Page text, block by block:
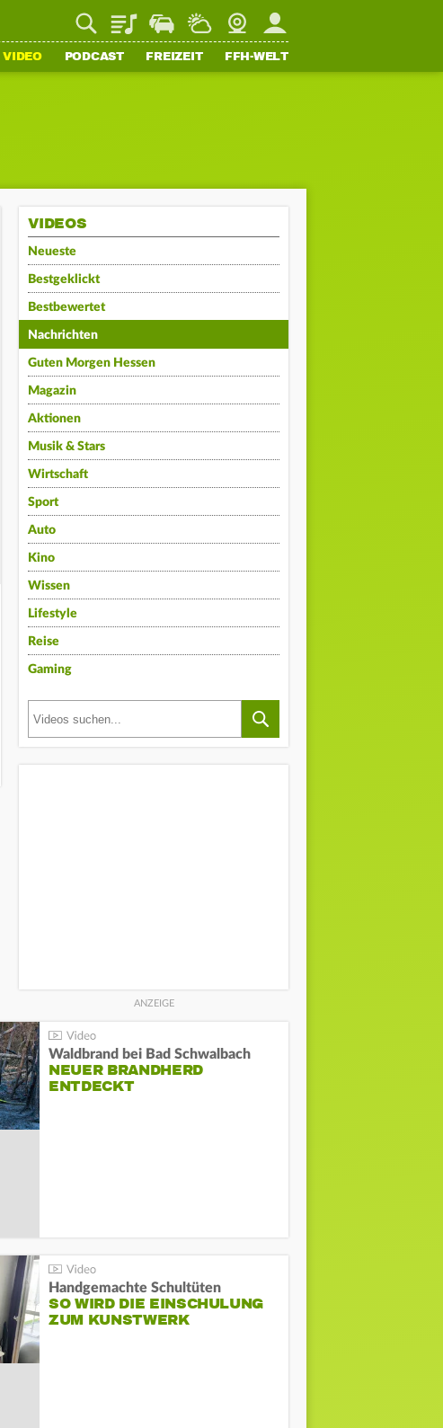
PlaylistStaupilotWetterWebcamMein FFH
VIDEO PODCAST FREIZEIT FFH-WELT
VIDEOS
Neueste
Bestgeklickt
Bestbewertet
Nachrichten
Guten Morgen Hessen
Magazin
Aktionen
Musik & Stars
Wirtschaft
Sport
Auto
Kino
Wissen
Lifestyle
Reise
Gaming
Waldbrand bei Bad Schwalbach
NEUER BRANDHERD
ENTDECKT
Handgemachte Schultüten
SO WIRD DIE EINSCHULUNG
ZUM KUNSTWERK